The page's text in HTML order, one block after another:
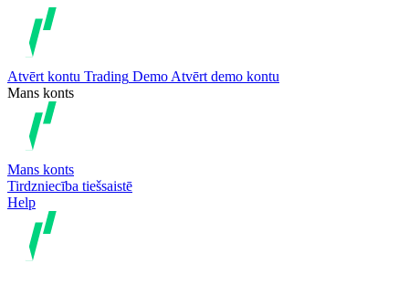
Atvērt kontu Trading Demo Atvērt demo kontu
Mans konts
Mans konts
Tirdzniecība tiešsaistē
Help